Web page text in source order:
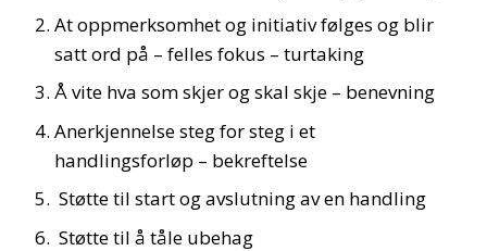
At oppmerksomhet og initiativ følges og blir
satt ord på – felles fokus – turtaking
Å vite hva som skjer og skal skje – benevning
Anerkjennelse steg for steg i et
handlingsforløp – bekreftelse
Støtte til start og avslutning av en handling
Støtte til å tåle ubehag